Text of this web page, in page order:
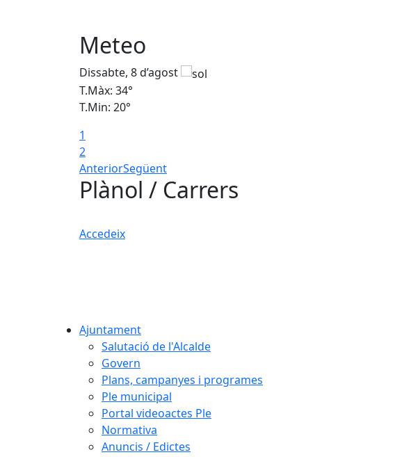
Meteo
Dissabte, 8 d’agost
T.Màx: 34°
T.Min: 20°
1
2
AnteriorSegüent
Plànol / Carrers
Accedeix
Ajuntament
Salutació de l'Alcalde
Govern
Plans, campanyes i programes
Ple municipal
Portal videoactes Ple
Normativa
Anuncis / Edictes